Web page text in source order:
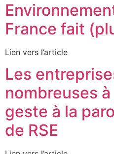
France fait
Lien vers l’article
Les
nombreuses
geste à la
de RSE